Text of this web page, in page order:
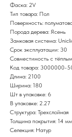
Фаска: 2V
Тип товара: Пол
Поверхность:
Порода дерева: Ясень
Замковая система:
Срок эксплуатации: 30
Совместимость с
Код товара: 3000000-
Длина: 2100
Ширина: 180
Шт в упаковке: 6
В упаковке: 2.27
Структура: Трехслойная
Толщина покрытия: 14 мм
Селекция: Натур